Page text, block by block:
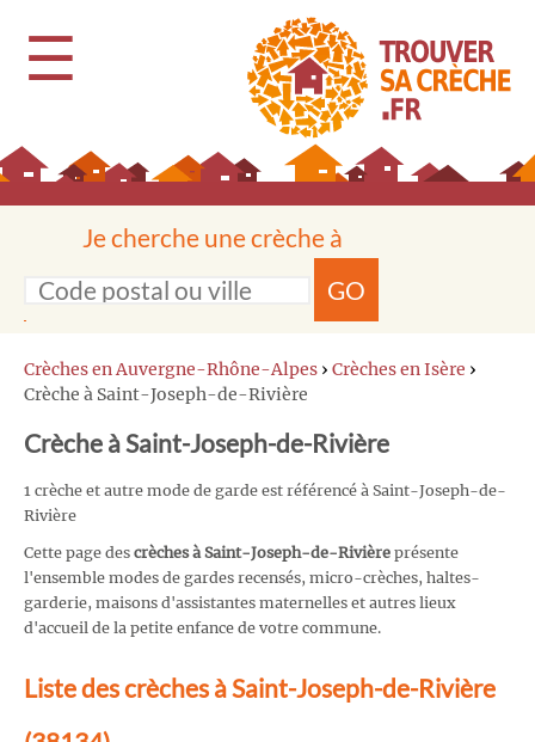
☰
Je cherche une crèche à
GO
Crèches en Auvergne-Rhône-Alpes › Crèches en Isère ›
Crèche à Saint-Joseph-de-Rivière
Crèche à Saint-Joseph-de-Rivière
1 crèche et autre mode de garde est référencé à Saint-Joseph-de-
Rivière
Cette page des crèches à Saint-Joseph-de-Rivière présente
l'ensemble modes de gardes recensés, micro-crèches, haltes-
garderie, maisons d'assistantes maternelles et autres lieux
d'accueil de la petite enfance de votre commune.
Liste des crèches à Saint-Joseph-de-Rivière